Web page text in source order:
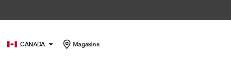
CANADA Magasins